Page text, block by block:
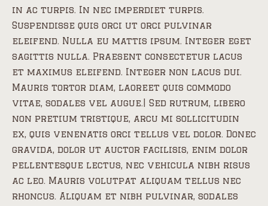
in ac turpis. In nec imperdiet turpis.
Suspendisse quis orci ut orci pulvinar
eleifend. Nulla eu mattis ipsum. Integer eget
sagittis nulla. Praesent consectetur lacus
et maximus eleifend. Integer non lacus dui.
Mauris tortor diam, laoreet quis commodo
vitae, sodales vel augue.| Sed rutrum, libero
non pretium tristique, arcu mi sollicitudin
ex, quis venenatis orci tellus vel dolor. Donec
gravida, dolor ut auctor facilisis, enim dolor
pellentesque lectus, nec vehicula nibh risus
ac leo. Mauris volutpat aliquam tellus nec
rhoncus. Aliquam et nibh pulvinar, sodales